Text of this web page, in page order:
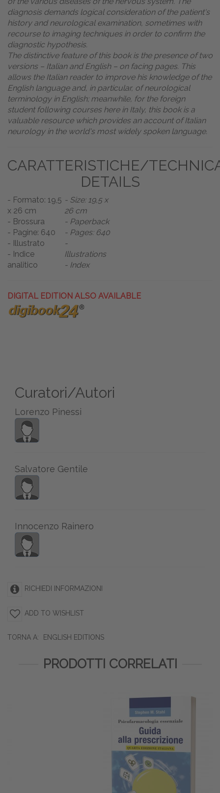
diagnosis demands logical consideration of the patient's
history and neurological examination, sometimes with
recourse to imaging techniques in order to confirm the
diagnostic hypothesis.
The distinctive feature of this book is the presence of two
versions – Italian and English – on facing pages. This
allows the Italian reader to improve his knowledge of the
English language and, in particular, of neurological
terminology in English; meanwhile, for the foreign
student following courses here in Italy, this book is a
valuable resource which provides an account of Italian
neurology in the world's most widely spoken language.
CARATTERISTICHE/
DETAILS
- Formato: 19,5
x 26 cm
- Brossura
- Pagine: 640
- Illustrato
- Indice
analitico
- Size: 19,5 x
26 cm
- Paperback
- Pages: 640
-
Illustrations
- Index
DIGITAL EDITION ALSO AVAILABLE
Curatori/Autori
Lorenzo Pinessi
Salvatore Gentile
Innocenzo Rainero
RICHIEDI INFORMAZIONI
ADD TO WISHLIST
TORNA A: ENGLISH EDITIONS
PRODOTTI CORRELATI